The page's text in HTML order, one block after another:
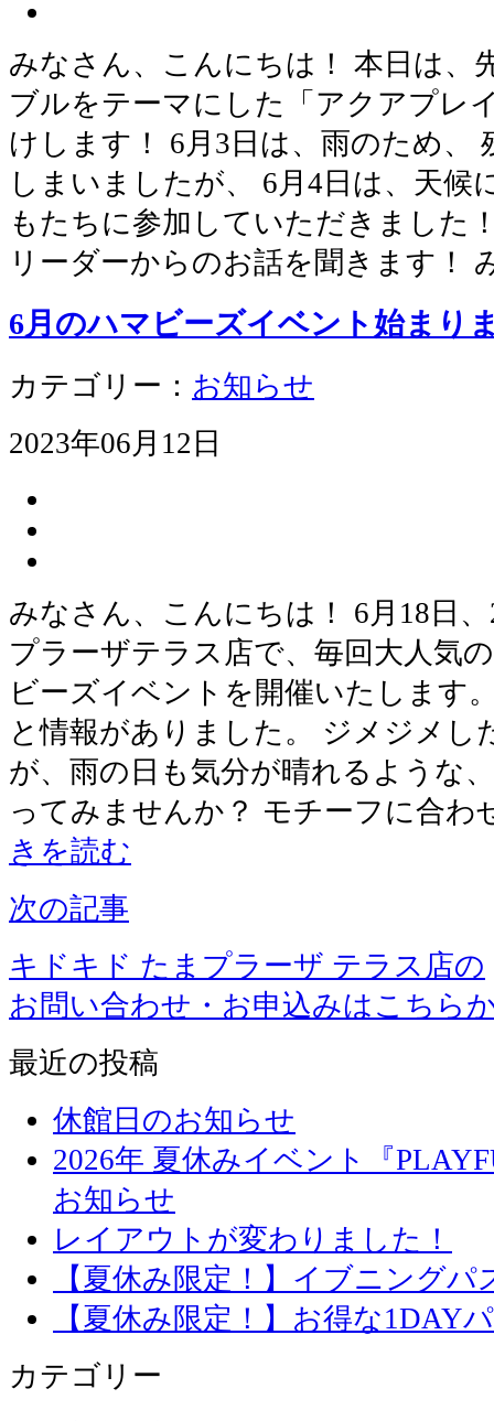
みなさん、こんにちは！ 本日は、
ブルをテーマにした「アクアプレ
けします！ 6月3日は、雨のため、
しまいましたが、 6月4日は、天候
もたちに参加していただきました
リーダーからのお話を聞きます！
6月のハマビーズイベント始まり
カテゴリー： お知らせ
2023年06月12日
みなさん、こんにちは！ 6月18日
プラーザテラス店で、毎回大人気
ビーズイベントを開催いたします
と情報がありました。 ジメジメし
が、雨の日も気分が晴れるような
ってみませんか？ モチーフに合
きを読む
次の記事
キドキド たまプラーザ テラス店の
お問い合わせ・お申込みはこちら
最近の投稿
休館日のお知らせ
2026年 夏休みイベント『
お知らせ
レイアウトが変わりました！
【夏休み限定！】イブニング
【夏休み限定！】お得な1DAY
カテゴリー